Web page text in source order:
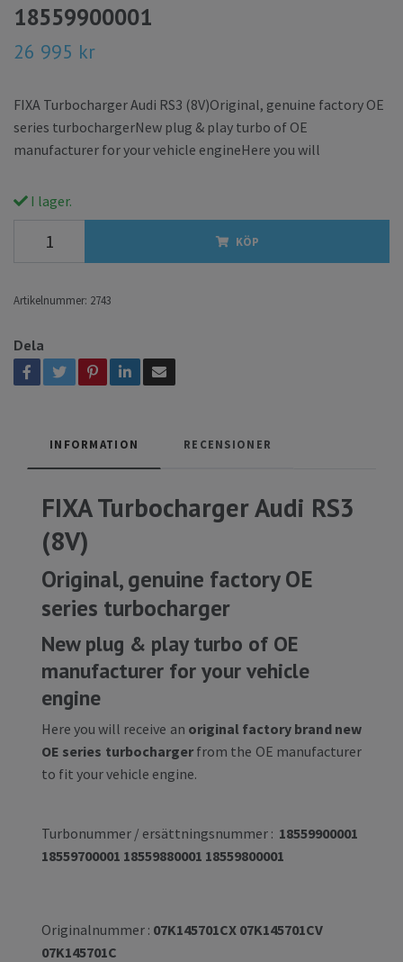
18559900001
26 995 kr
FIXA Turbocharger Audi RS3 (8V)Original, genuine factory OE
series turbochargerNew plug & play turbo of OE
manufacturer for your vehicle engineHere you will
I lager.
KÖP
Artikelnummer: 2743
Dela
INFORMATION RECENSIONER
FIXA Turbocharger Audi RS3
(8V)
Original, genuine factory OE
series turbocharger
New plug & play turbo of OE
manufacturer for your vehicle
engine
Here you will receive an original factory brand new
OE series turbochargerfrom the OE manufacturer
to fit your vehicle engine.
Turbonummer / ersättningsnummer : 18559900001
18559700001 18559880001 18559800001
Originalnummer : 07K145701CX 07K145701CV
07K145701C